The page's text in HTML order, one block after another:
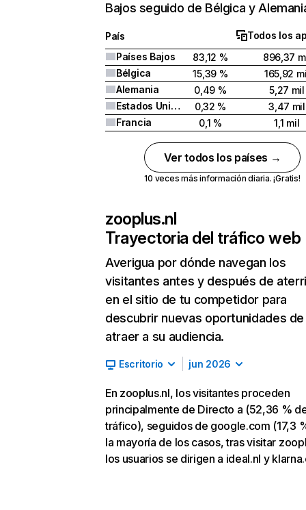
Bajos seguido de Bélgica y
País
Todos los
Países Bajos
83,12 %
896,37
Bélgica
15,39 %
165,92
Alemania
0,49 %
5,27 mil
Estados Unidos
0,32 %
3,47 mil
Francia
0,1 % 1,1 mil
Ver todos los países →
10 veces más información diaria. ¡Gratis!
zooplus.nl
Trayectoria del tráfico web
Averigua por dónde navegan los
visitantes antes y después de
en el sitio de tu competidor para
descubrir nuevas oportunidades de
atraer a su audiencia.
Escritorio jun 2026
En zooplus.nl, los visitantes proceden
principalmente de Directo a (52,36 %
tráfico), seguidos de google.com (17,3
la mayoría de los casos, tras visitar
los usuarios se dirigen a ideal.nl y